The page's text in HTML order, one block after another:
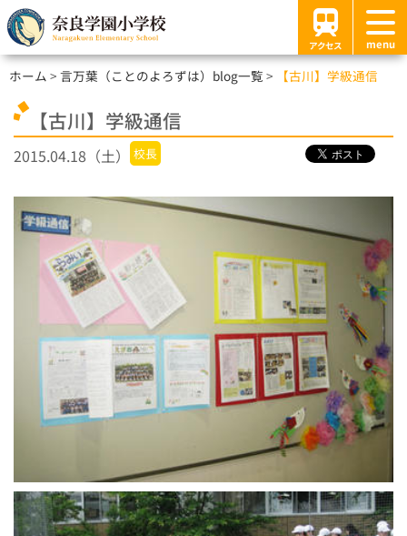
アクセス menu
ホーム 言万葉（ことのよろずは）blog一覧 【古川】学級通信
【古川】学級通信
2015.04.18（土） 校長